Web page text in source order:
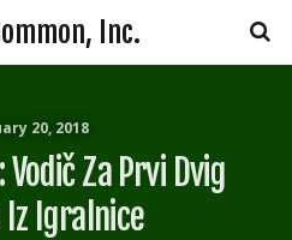
Inc.
20, 2018
Za Prvi Dvig
Iz Igralnice